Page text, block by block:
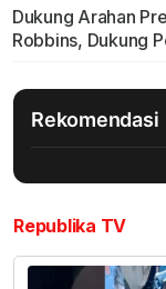
Dukung Arahan
Robbins, Dukung
Rekomendasi
Republika TV